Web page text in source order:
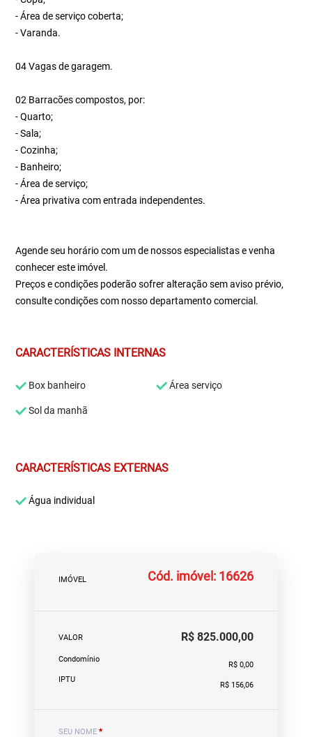
- Área de serviço coberta;
- Varanda.
04 Vagas de garagem.
02 Barracões compostos, por:
- Quarto;
- Sala;
- Cozinha;
- Banheiro;
- Área de serviço;
- Área privativa com entrada independentes.
Agende seu horário com um de nossos especialistas e venha
conhecer este imóvel.
Preços e condições poderão sofrer alteração sem aviso prévio,
consulte condições com nosso departamento comercial.
CARACTERÍSTICAS INTERNAS
Box banheiro Área serviço
Sol da manhã
CARACTERÍSTICAS EXTERNAS
Água individual
IMÓVEL Cód. imóvel: 16626
VALOR R$ 825.000,00
Condomínio
R$ 0,00
IPTU
R$ 156,06
SEU NOME *